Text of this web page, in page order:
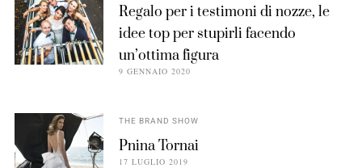
Regalo per i testimoni di nozze, le
idee top per stupirli facendo
un’ottima figura
9 GENNAIO 2020
THE BRAND SHOW
Pnina Tornai
17 LUGLIO 2019